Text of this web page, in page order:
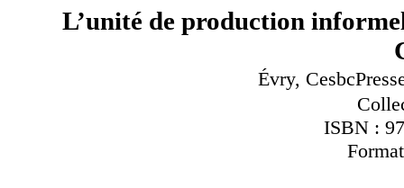
L’unité de production
Évry,
ISBN :